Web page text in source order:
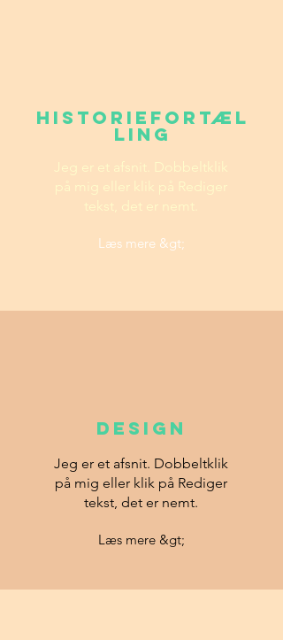
Historiefortæl
ling
Jeg er et afsnit. Dobbeltklik
på mig eller klik på Rediger
tekst, det er nemt.
Læs mere &gt;
DESIGN
Jeg er et afsnit. Dobbeltklik
på mig eller klik på Rediger
tekst, det er nemt.
Læs mere &gt;